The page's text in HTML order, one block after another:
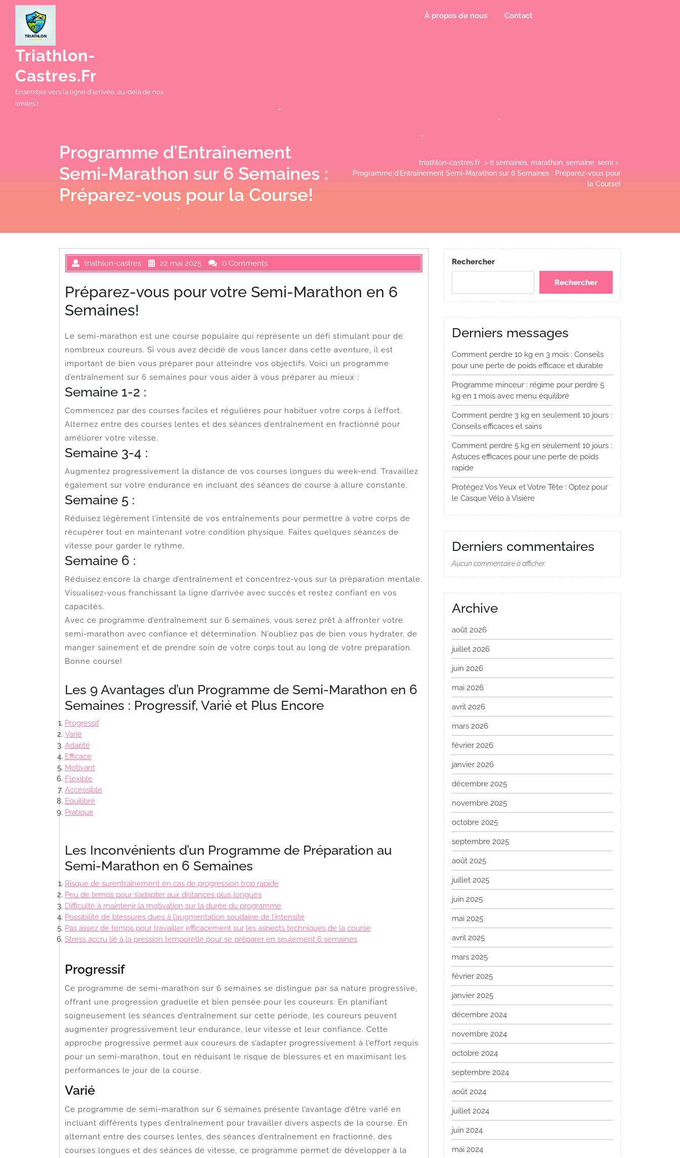
Triathlon-
Castres.fr
Ensemble vers la ligne d'arrivée, au-delà de nos
limites !
À propos de nous Contact
Programme d’Entraînement
Semi-Marathon sur 6 Semaines :
Préparez-vous pour la Course!
triathlon-castres.fr > 6 semaines, marathon, semaine, semi >
Programme d’Entraînement Semi-Marathon sur 6 Semaines : Préparez-vous pour
la Course!
triathlon-castres 22 mai 2025 0 Comments
Préparez-vous pour votre Semi-Marathon en 6
Semaines!
Le semi-marathon est une course populaire qui représente un défi stimulant pour de
nombreux coureurs. Si vous avez décidé de vous lancer dans cette aventure, il est
important de bien vous préparer pour atteindre vos objectifs. Voici un programme
d’entraînement sur 6 semaines pour vous aider à vous préparer au mieux :
Semaine 1-2 :
Commencez par des courses faciles et régulières pour habituer votre corps à l’effort.
Alternez entre des courses lentes et des séances d’entraînement en fractionné pour
améliorer votre vitesse.
Semaine 3-4 :
Augmentez progressivement la distance de vos courses longues du week-end. Travaillez
également sur votre endurance en incluant des séances de course à allure constante.
Semaine 5 :
Réduisez légèrement l’intensité de vos entraînements pour permettre à votre corps de
récupérer tout en maintenant votre condition physique. Faites quelques séances de
vitesse pour garder le rythme.
Semaine 6 :
Réduisez encore la charge d’entraînement et concentrez-vous sur la préparation mentale.
Visualisez-vous franchissant la ligne d’arrivée avec succès et restez confiant en vos
capacités.
Avec ce programme d’entraînement sur 6 semaines, vous serez prêt à affronter votre
semi-marathon avec confiance et détermination. N’oubliez pas de bien vous hydrater, de
manger sainement et de prendre soin de votre corps tout au long de votre préparation.
Bonne course!
Les 9 Avantages d’un Programme de Semi-Marathon en 6
Semaines : Progressif, Varié et Plus Encore
Progressif
Varié
Adapté
Efficace
Motivant
Flexible
Accessible
Equilibré
Pratique
Les Inconvénients d’un Programme de Préparation au
Semi-Marathon en 6 Semaines
Risque de surentraînement en cas de progression trop rapide
Peu de temps pour s’adapter aux distances plus longues
Difficulté à maintenir la motivation sur la durée du programme
Possibilité de blessures dues à l’augmentation soudaine de l’intensité
Pas assez de temps pour travailler efficacement sur les aspects techniques de la course
Stress accru lié à la pression temporelle pour se préparer en seulement 6 semaines
Progressif
Ce programme de semi-marathon sur 6 semaines se distingue par sa nature progressive,
offrant une progression graduelle et bien pensée pour les coureurs. En planifiant
soigneusement les séances d’entraînement sur cette période, les coureurs peuvent
augmenter progressivement leur endurance, leur vitesse et leur confiance. Cette
approche progressive permet aux coureurs de s’adapter progressivement à l’effort requis
pour un semi-marathon, tout en réduisant le risque de blessures et en maximisant les
performances le jour de la course.
Varié
Ce programme de semi-marathon sur 6 semaines présente l’avantage d’être varié en
incluant différents types d’entraînement pour travailler divers aspects de la course. En
alternant entre des courses lentes, des séances d’entraînement en fractionné, des
courses longues et des séances de vitesse, ce programme permet de développer à la
Rechercher
Rechercher
Derniers messages
Comment perdre 10 kg en 3 mois : Conseils
pour une perte de poids efficace et durable
Programme minceur : régime pour perdre 5
kg en 1 mois avec menu équilibré
Comment perdre 3 kg en seulement 10 jours :
Conseils efficaces et sains
Comment perdre 5 kg en seulement 10 jours :
Astuces efficaces pour une perte de poids
rapide
Protégez Vos Yeux et Votre Tête : Optez pour
le Casque Vélo à Visière
Derniers commentaires
Aucun commentaire à afficher.
Archive
août 2026
juillet 2026
juin 2026
mai 2026
avril 2026
mars 2026
février 2026
janvier 2026
décembre 2025
novembre 2025
octobre 2025
septembre 2025
août 2025
juillet 2025
juin 2025
mai 2025
avril 2025
mars 2025
février 2025
janvier 2025
décembre 2024
novembre 2024
octobre 2024
septembre 2024
août 2024
juillet 2024
juin 2024
mai 2024